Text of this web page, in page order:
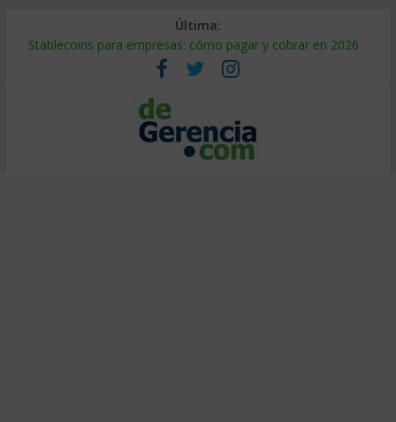
Última:
Stablecoins para empresas: cómo pagar y cobrar en 2026
Despido silencioso: qué es y por qué sale tan caro
IA en selección de personal: cómo auditarla a tiempo
Trabajo forzoso en la cadena de suministro: qué hacer
Mercado hispano de EE. UU.: cómo segmentarlo y venderle